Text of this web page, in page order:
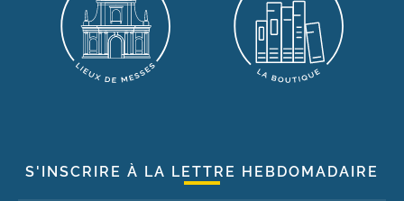
S'INSCRIRE À LA LETTRE HEBDOMADAIRE